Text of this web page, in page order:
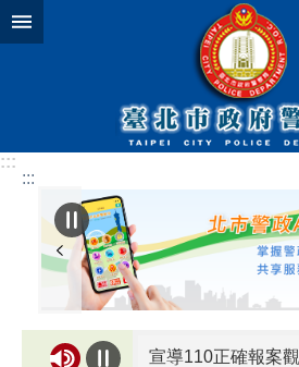
跳到主要內容區塊
:::
:::
宣導110正確報案